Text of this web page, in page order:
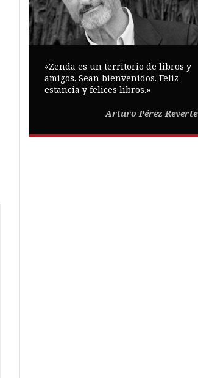
«Zenda es un territorio de libros y
amigos. Sean bienvenidos. Feliz
estancia y felices libros.»
Arturo Pérez-Reverte